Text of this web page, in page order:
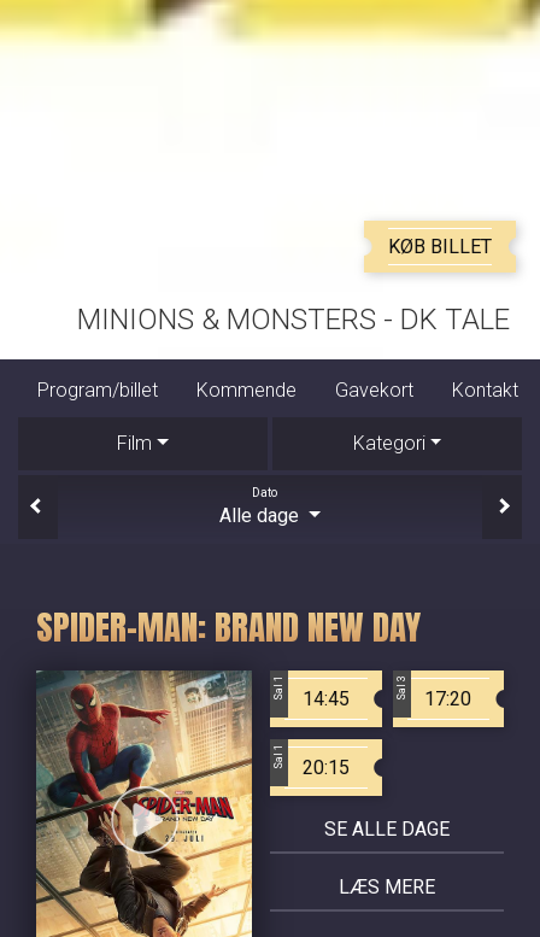
VORES LØFTE
KØB BILLET
billet Kommende Gavekort Kontakt Dine
Film Kategori
Dato
Alle dage
SPIDER-MAN: BRAND NEW DAY
Sal 1 14:45 Sal 3 17:20
Sal 1 20:15
SE ALLE DAGE
LÆS MERE